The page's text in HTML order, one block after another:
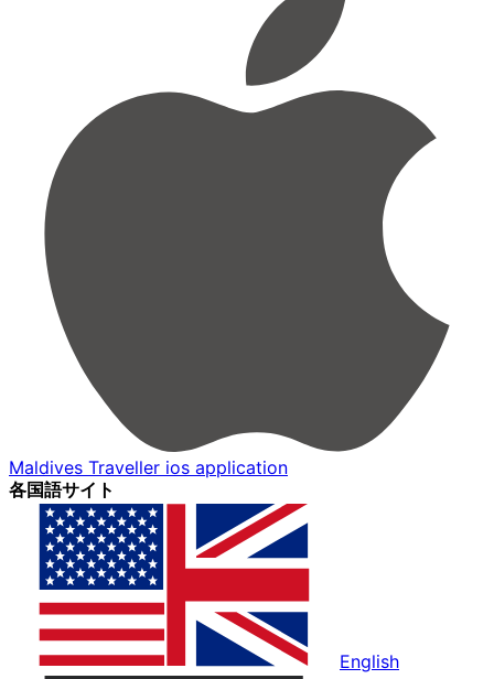
Maldives Traveller ios application
各国語サイト
English